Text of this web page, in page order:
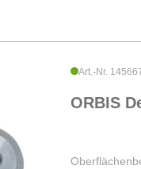
Art.-Nr.
ORBIS